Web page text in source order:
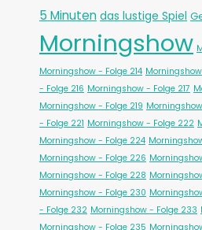
5 Minuten das lustige Spiel
Morningshow
Morningshow - Folge 214
- Folge 216 Morningshow - Folge 217
Morningshow - Folge 219
- Folge 221 Morningshow - Folge 222
Morningshow - Folge 224
Morningshow - Folge 226
Morningshow - Folge 228
Morningshow - Folge 230
- Folge 232 Morningshow - Folge 233
Morningshow - Folge 235